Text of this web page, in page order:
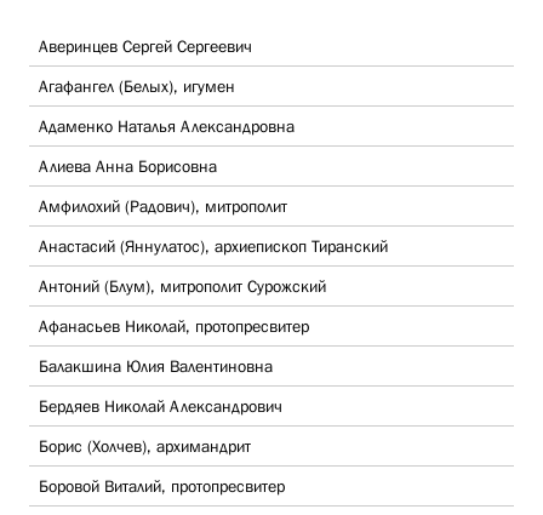
Аверинцев Сергей Сергеевич
Агафангел (Белых), игумен
Адаменко Наталья Александровна
Алиева Анна Борисовна
Амфилохий (Радович), митрополит
Анастасий (Яннулатос), архиепископ Тиранский
Антоний (Блум), митрополит Сурожский
Афанасьев Николай, протопресвитер
Балакшина Юлия Валентиновна
Бердяев Николай Александрович
Борис (Холчев), архимандрит
Боровой Виталий, протопресвитер